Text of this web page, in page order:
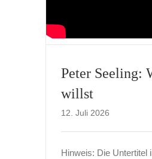
Peter Seeling:
willst
12. Juli 2026
Hinweis: Die Untertitel